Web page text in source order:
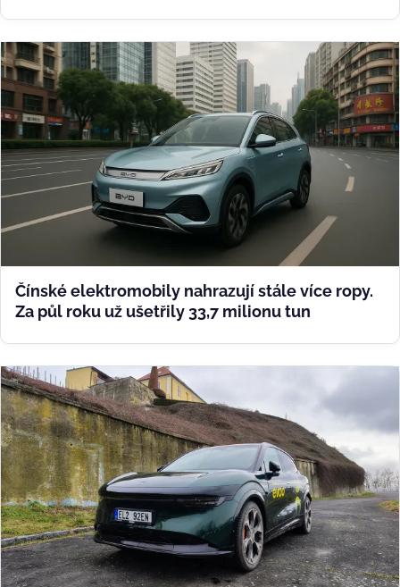
Čínské elektromobily nahrazují stále více ropy.
Za půl roku už ušetřily 33,7 milionu tun